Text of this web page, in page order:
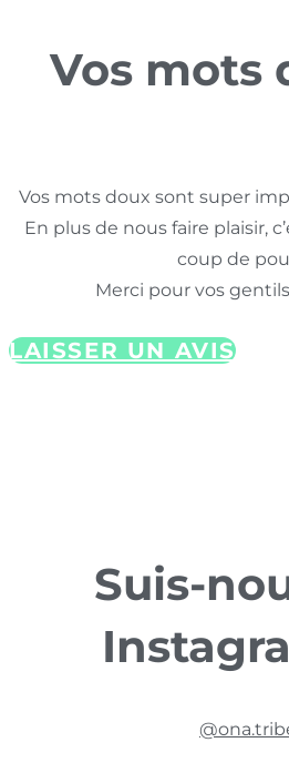
Vos mots
Vos mots doux sont super
En plus de nous faire plaisir,
coup de
Merci pour vos
LAISSER UN AVIS
Suis-